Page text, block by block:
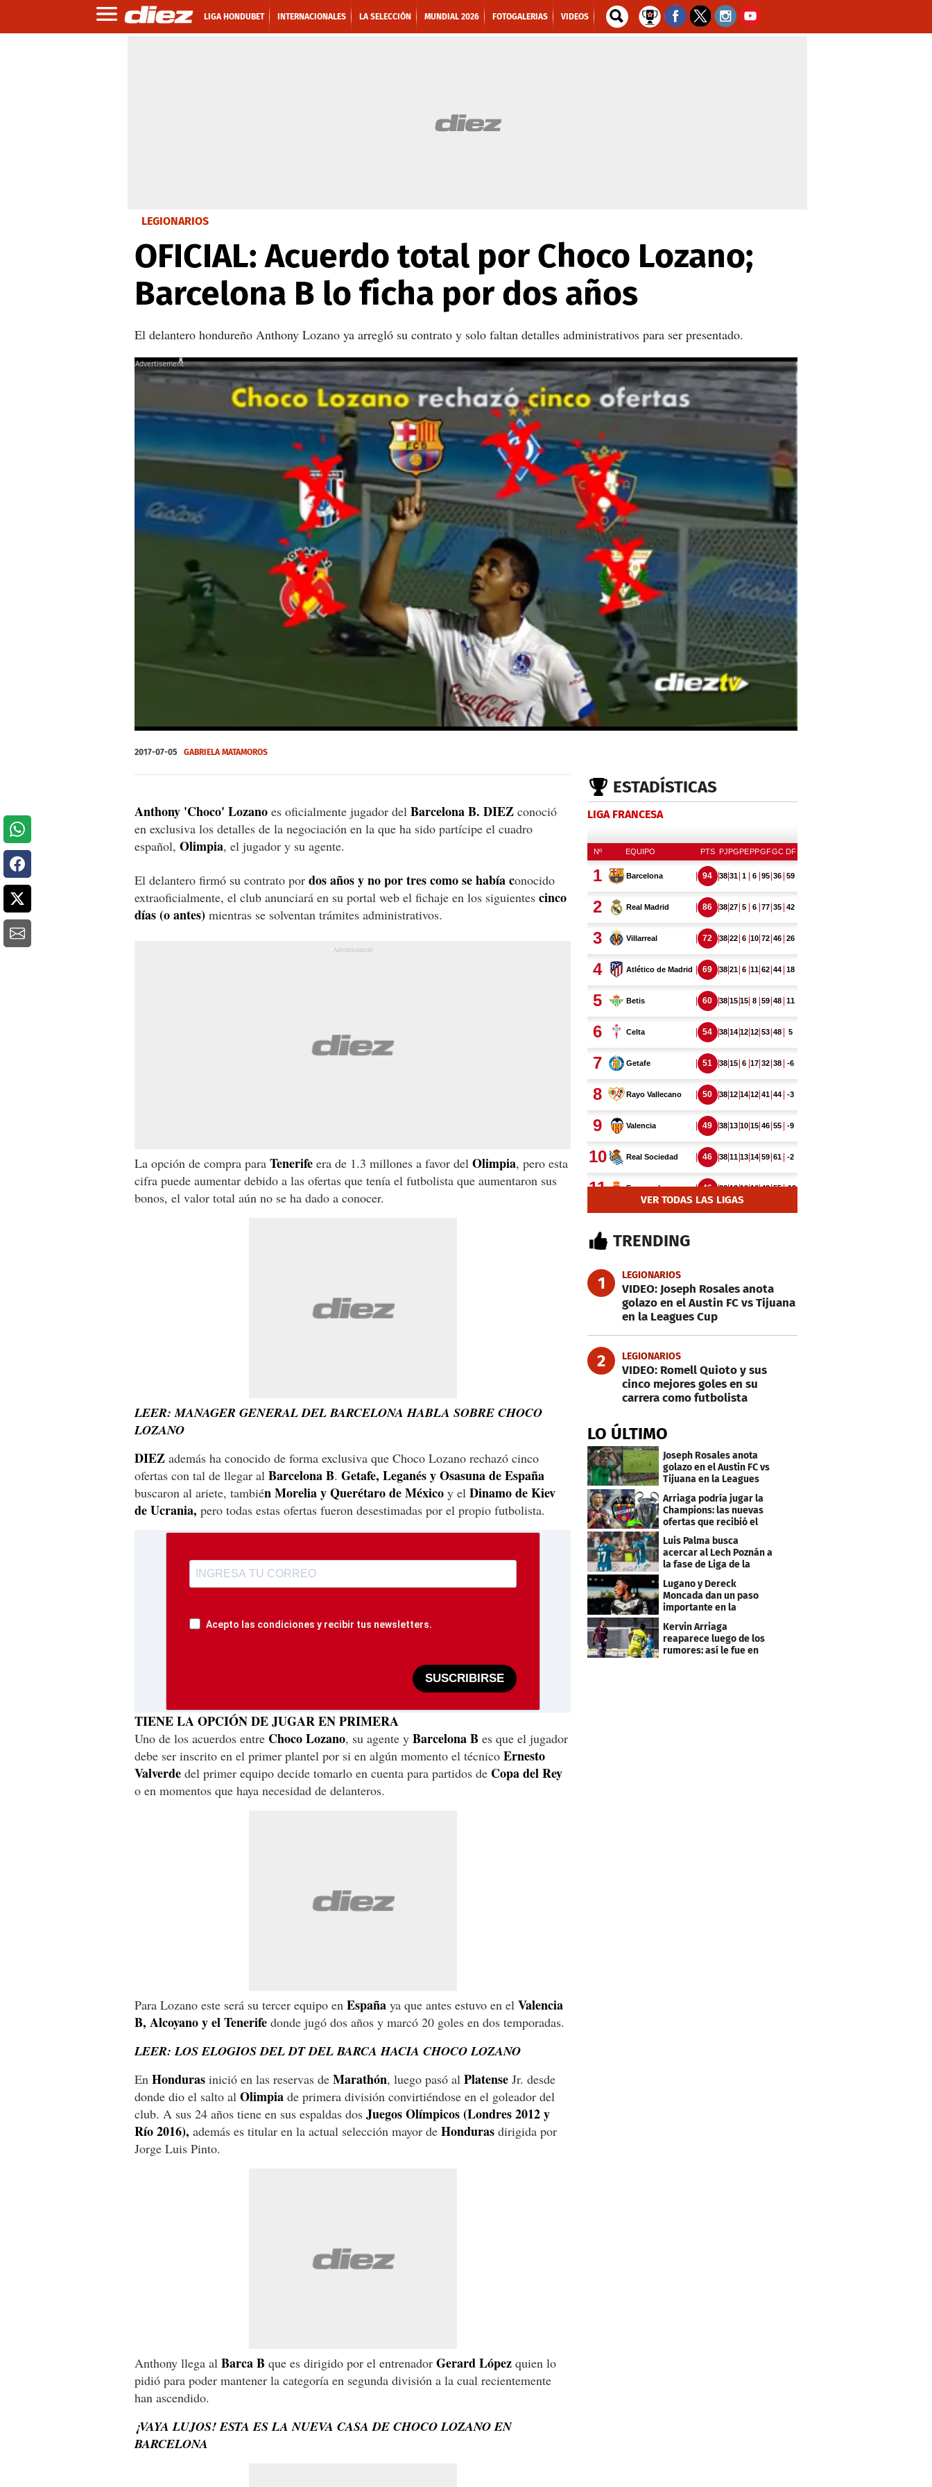
LIGA HONDUBET INTERNACIONALES LA SELECCIÓN MUNDIAL 2026 FOTOGALERIAS VIDEOS
LEGIONARIOS
OFICIAL: Acuerdo total por Choco Lozano;
Barcelona B lo ficha por dos años
El delantero hondureño Anthony Lozano ya arregló su contrato y solo faltan detalles administrativos para ser presentado.
of
51
X
2017-07-05 GABRIELA MATAMOROS
Anthony 'Choco' Lozano es oficialmente jugador del Barcelona B. DIEZ conoció
en exclusiva los detalles de la negociación en la que ha sido partícipe el cuadro
español, Olimpia, el jugador y su agente.
El delantero firmó su contrato por dos años y no por tres como se había conocido
extraoficialmente, el club anunciará en su portal web el fichaje en los siguientes cinco
días (o antes) mientras se solventan trámites administrativos.
La opción de compra para Tenerife era de 1.3 millones a favor del Olimpia, pero esta
cifra puede aumentar debido a las ofertas que tenía el futbolista que aumentaron sus
bonos, el valor total aún no se ha dado a conocer.
LEER: MANAGER GENERAL DEL BARCELONA HABLA SOBRE CHOCO
LOZANO
DIEZ además ha conocido de forma exclusiva que Choco Lozano rechazó cinco
ofertas con tal de llegar al BarcelonaB. Getafe, Leganés y Osasuna de España
buscaron al ariete, también Morelia y Querétaro de México y el Dinamo de Kiev
de Ucrania, pero todas estas ofertas fueron desestimadas por el propio futbolista.
Acepto las condiciones y recibir tus newsletters.
SUSCRIBIRSE
TIENE LA OPCIÓN DE JUGAR EN PRIMERA
Uno de los acuerdos entre Choco Lozano, su agente y BarcelonaB es que el jugador
debe ser inscrito en el primer plantel por si en algún momento el técnico Ernesto
Valverde del primer equipo decide tomarlo en cuenta para partidos de Copa del Rey
o en momentos que haya necesidad de delanteros.
Para Lozano este será su tercer equipo en España ya que antes estuvo en el Valencia
B, Alcoyano y el Tenerife donde jugó dos años y marcó 20 goles en dos temporadas.
LEER: LOS ELOGIOS DEL DT DEL BARCA HACIA CHOCO LOZANO
En Honduras inició en las reservas de Marathón, luego pasó al Platense Jr. desde
donde dio el salto al Olimpia de primera división convirtiéndose en el goleador del
club. A sus 24 años tiene en sus espaldas dos Juegos Olímpicos (Londres 2012 y
Río 2016), además es titular en la actual selección mayor de Honduras dirigida por
Jorge Luis Pinto.
Anthony llega al Barca B que es dirigido por el entrenador Gerard López quien lo
pidió para poder mantener la categoría en segunda división a la cual recientemente
han ascendido.
¡VAYA LUJOS! ESTA ES LA NUEVA CASA DE CHOCO LOZANO EN
BARCELONA
ESTADÍSTICAS
LIGA FRANCESA
VER TODAS LAS LIGAS
TRENDING
1 LEGIONARIOS
VIDEO: Joseph Rosales anota
golazo en el Austin FC vs Tijuana
en la Leagues Cup
2 LEGIONARIOS
VIDEO: Romell Quioto y sus
cinco mejores goles en su
carrera como futbolista
LO ÚLTIMO
Joseph Rosales anota
golazo en el Austin FC vs
Tijuana en la Leagues
Cup
Arriaga podría jugar la
Champions: las nuevas
ofertas que recibió el
Levante
Luis Palma busca
acercar al Lech Poznán a
la fase de Liga de la
Lugano y Dereck
Moncada dan un paso
importante en la
Conference League
Kervin Arriaga
reaparece luego de los
rumores: así le fue en